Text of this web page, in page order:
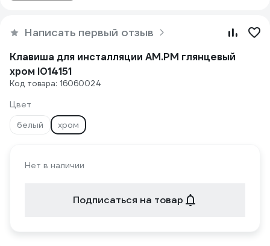
Написать первый отзыв
Клавиша для инсталляции AM.PM глянцевый
хром I014151
Код товара: 16060024
Цвет
белый
хром
Нет в наличии
Подписаться на товар